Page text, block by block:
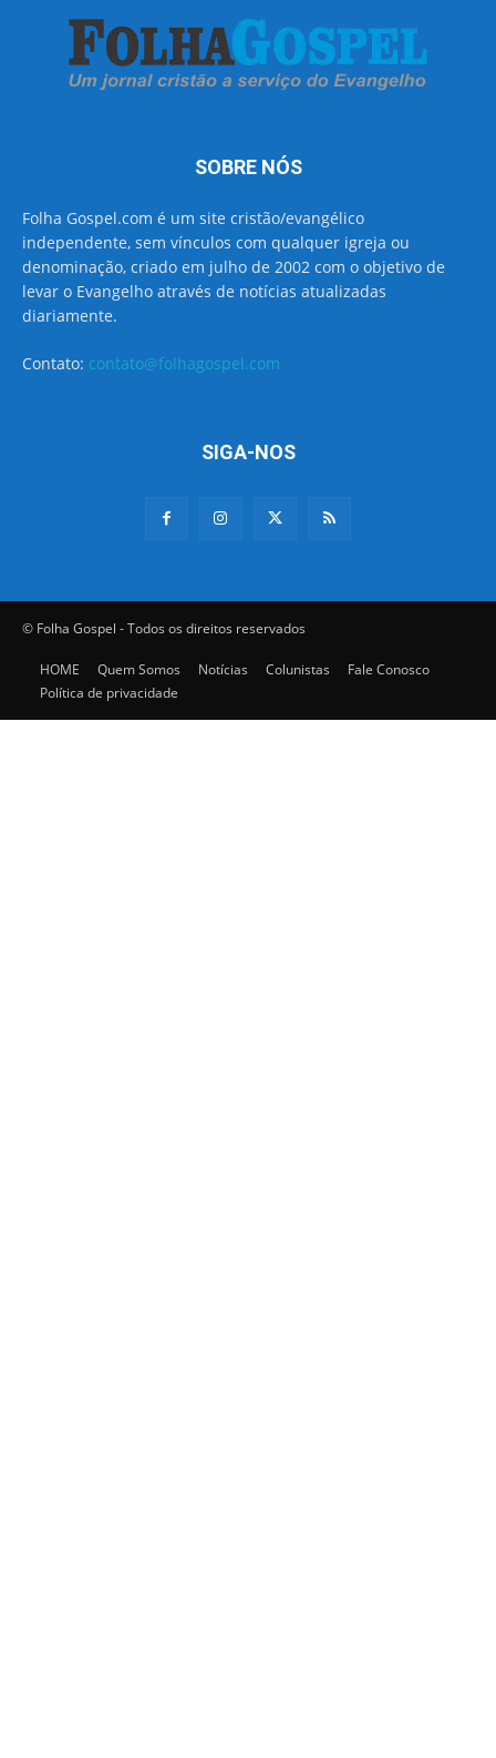
SOBRE NÓS
Folha Gospel.com é um site cristão/evangélico
independente, sem vínculos com qualquer igreja ou
denominação, criado em julho de 2002 com o objetivo de
levar o Evangelho através de notícias atualizadas
diariamente.
Contato: contato@folhagospel.com
SIGA-NOS
© Folha Gospel - Todos os direitos reservados
HOME Quem Somos Notícias Colunistas
Fale Conosco
Política de privacidade